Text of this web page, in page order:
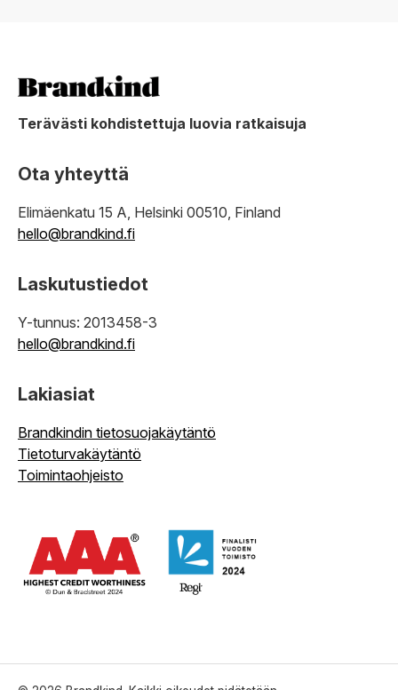
Terävästi kohdistettuja luovia ratkaisuja
Ota yhteyttä
Elimäenkatu 15 A, Helsinki 00510, Finland
hello@brandkind.fi
Laskutustiedot
Y-tunnus: 2013458-3
hello@brandkind.fi
Lakiasiat
Brandkindin tietosuojakäytäntö
Tietoturvakäytäntö
Toimintaohjeisto